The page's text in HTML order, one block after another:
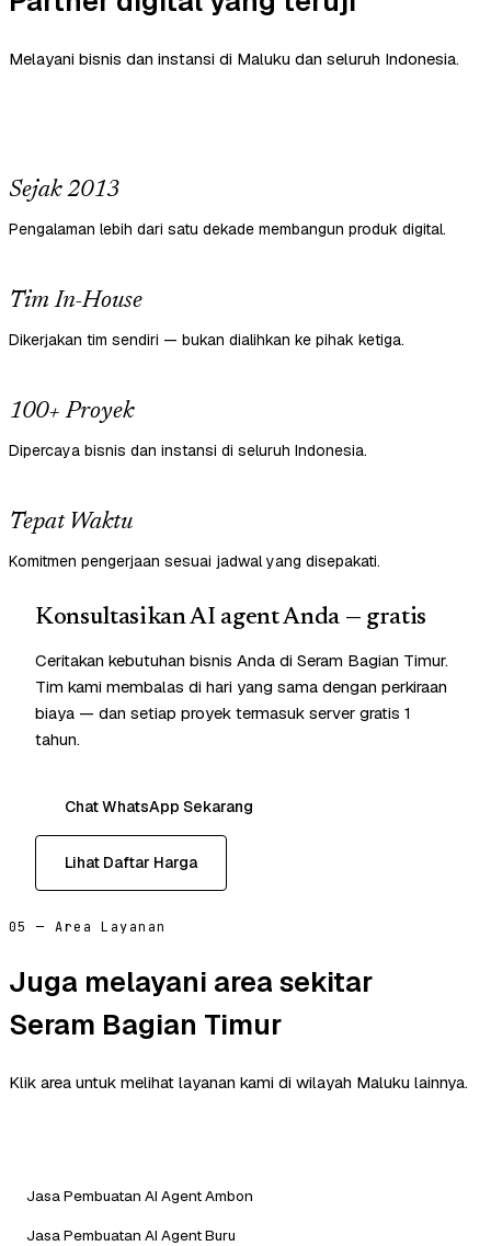
Melayani bisnis dan instansi di Maluku dan seluruh Indonesia.
Sejak 2013
Pengalaman lebih dari satu dekade membangun produk digital.
Tim In-House
Dikerjakan tim sendiri — bukan dialihkan ke pihak ketiga.
100+ Proyek
Dipercaya bisnis dan instansi di seluruh Indonesia.
Tepat Waktu
Komitmen pengerjaan sesuai jadwal yang disepakati.
Konsultasikan AI agent Anda — gratis
Ceritakan kebutuhan bisnis Anda di Seram Bagian Timur.
Tim kami membalas di hari yang sama dengan perkiraan
biaya — dan setiap proyek termasuk server gratis 1
tahun.
Chat WhatsApp Sekarang
Lihat Daftar Harga
05 — Area Layanan
Juga melayani area sekitar
Seram Bagian Timur
Klik area untuk melihat layanan kami di wilayah Maluku lainnya.
Jasa Pembuatan AI Agent Ambon
Jasa Pembuatan AI Agent Buru